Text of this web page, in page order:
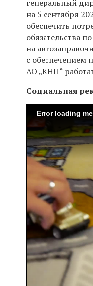
генеральный
на 5 сентября
обеспечить
обязательства
на
с обеспечением
АО „КНП“
Социальная
Error loading